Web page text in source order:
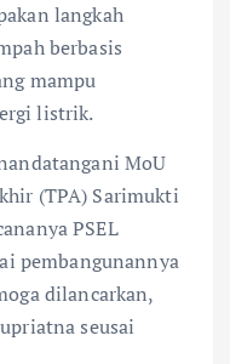
langkah
berbasis
mampu
listrik.
MoU
(TPA) Sarimukti
PSEL
pembangunannya
dilancarkan,
seusai